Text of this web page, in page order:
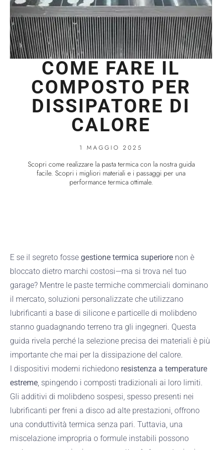
COME FARE IL
COMPOSTO PER
DISSIPATORE DI
CALORE
1 MAGGIO 2025
Scopri come realizzare la pasta termica con la nostra guida
facile. Scopri i migliori materiali e i passaggi per una
performance termica ottimale.
E se il segreto fosse gestione termica superiore non è
bloccato dietro marchi costosi—ma si trova nel tuo
garage? Mentre le paste termiche commerciali dominano
il mercato, soluzioni personalizzate che utilizzano
lubrificanti a base di silicone e particelle di molibdeno
stanno guadagnando terreno tra gli ingegneri. Questa
guida rivela perché la selezione precisa dei materiali è più
importante che mai per la dissipazione del calore.
I dispositivi moderni richiedono resistenza a temperature
estreme, spingendo i composti tradizionali ai loro limiti.
Gli additivi di molibdeno sospesi, spesso presenti nei
lubrificanti per freni a disco ad alte prestazioni, offrono
una conduttività termica senza pari. Tuttavia, una
miscelazione impropria o formule instabili possono